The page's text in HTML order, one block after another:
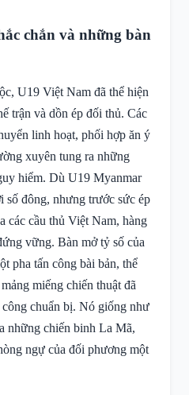
chắn và những bàn
U19 Việt Nam đã thể hiện
trận và dồn ép đối thủ. Các
linh hoạt, phối hợp ăn ý
xuyên tung ra những
hiểm. Dù U19 Myanmar
số đông, nhưng trước sức ép
các cầu thủ Việt Nam, hàng
vững. Bàn mở tỷ số của
pha tấn công bài bản, thể
miếng chiến thuật đã
chuẩn bị. Nó giống như
những chiến binh La Mã,
ngự của đối phương một